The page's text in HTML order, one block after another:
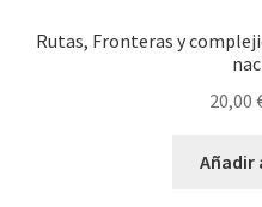
Rutas, Fronteras y
20,00
Añadir